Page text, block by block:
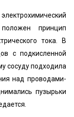
принцип
тока. В
с подкисленной
сосуду подходила
над проводами-
пузырьки